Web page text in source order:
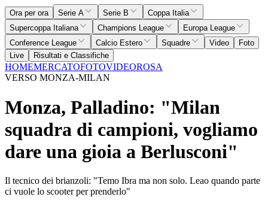
Ora per ora Serie A Serie B
Coppa Italia
Supercoppa Italiana
Champions League
Europa League
Conference League
Calcio Estero Squadre Video
Foto
Live
Risultati e Classifiche
HOMEMERCATOFOTOVIDEOROSA
VERSO MONZA-MILAN
Monza, Palladino: "Milan
squadra di campioni, vogliamo
dare una gioia a Berlusconi"
Il tecnico dei brianzoli: "Temo Ibra ma non solo. Leao quando parte
ci vuole lo scooter per prenderlo"